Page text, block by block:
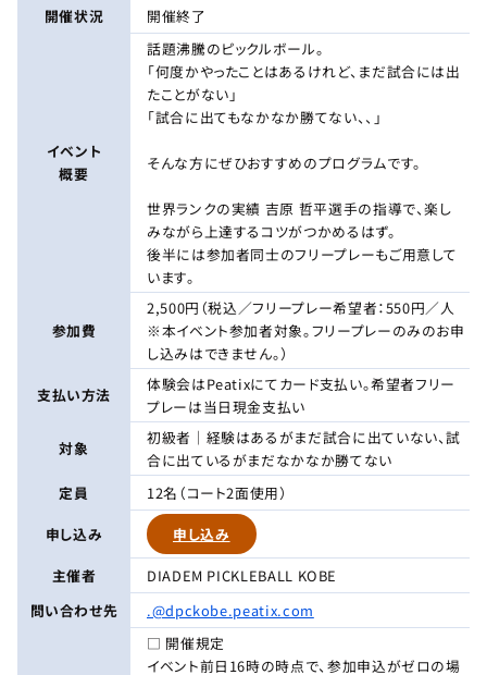
開催状況
開催終了
イベント
概要
話題沸騰のピックルボール。
「何度かやったことはあるけれど、まだ試合には出
たことがない」
「試合に出てもなかなか勝てない、、」
そんな方にぜひおすすめのプログラムです。
世界ランクの実績 吉原 哲平選手の指導で、楽し
みながら上達するコツがつかめるはず。
後半には参加者同士のフリープレーもご用意して
います。
参加費
2,500円（税込／フリープレー希望者：550円／人
※本イベント参加者対象。フリープレーのみのお申
し込みはできません。）
支払い方法
体験会はPeatixにてカード支払い。希望者フリー
プレーは当日現金支払い
対象
初級者｜経験はあるがまだ試合に出ていない、試
合に出ているがまだなかなか勝てない
定員
12名（コート2面使用）
申し込み
申し込み
主催者
DIADEM PICKLEBALL KOBE
問い合わせ先
.@dpckobe.peatix.com
□ 開催規定
イベント前日16時の時点で、参加申込がゼロの場